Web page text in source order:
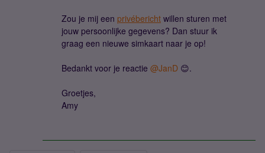
Zou je mij een privébericht willen sturen met
jouw persoonlijke gegevens? Dan stuur ik
graag een nieuwe simkaart naar je op!
Bedankt voor je reactie @JanD 😊.
Groetjes,
Amy